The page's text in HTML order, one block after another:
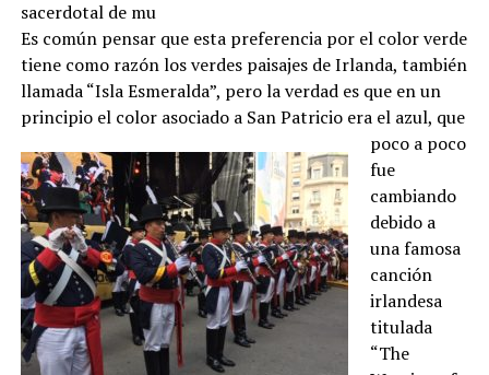
sacerdotal de mu
Es común pensar que esta preferencia por el color verde
tiene como razón los verdes paisajes de Irlanda, también
llamada “Isla Esmeralda”, pero la verdad es que en un
principio el color asociado a San Patricio era el azul, que
poco a poco
fue
cambiando
debido a
una famosa
canción
irlandesa
titulada
“The